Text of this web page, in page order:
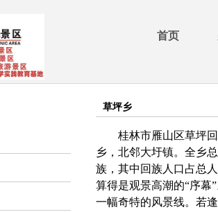
首页
草坪乡
桂林市雁山区草坪
乡，北邻大圩镇。 全乡
族，其中回族人口占总
算得是观景高潮的“序幕
一幅奇特的风景线。若